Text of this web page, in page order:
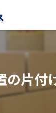
の片付